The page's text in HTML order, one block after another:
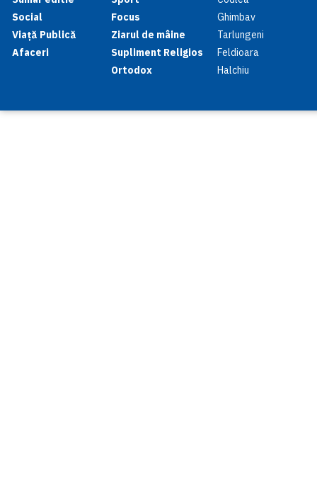
Social
Viață Publică
Afaceri
Focus
Ziarul de mâine
Supliment Religios
Ortodox
Ghimbav
Tarlungeni
Feldioara
Halchiu